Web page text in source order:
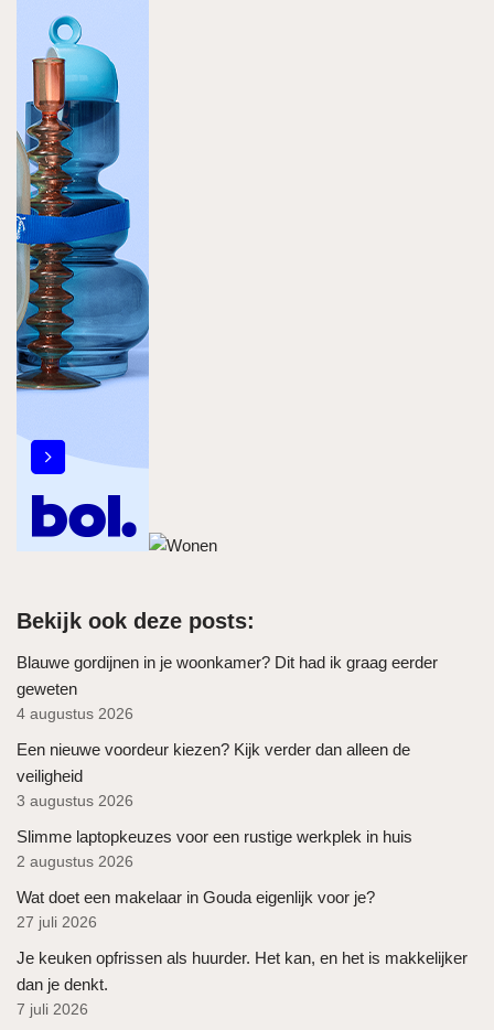
Bekijk ook deze posts:
Blauwe gordijnen in je woonkamer? Dit had ik graag eerder
geweten
4 augustus 2026
Een nieuwe voordeur kiezen? Kijk verder dan alleen de
veiligheid
3 augustus 2026
Slimme laptopkeuzes voor een rustige werkplek in huis
2 augustus 2026
Wat doet een makelaar in Gouda eigenlijk voor je?
27 juli 2026
Je keuken opfrissen als huurder. Het kan, en het is makkelijker
dan je denkt.
7 juli 2026